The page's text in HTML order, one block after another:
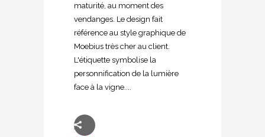
maturité, au moment des
vendanges. Le design fait
référence au style graphique de
Moebius très cher au client.
L'étiquette symbolise la
personnification de la lumière
face à la vigne....